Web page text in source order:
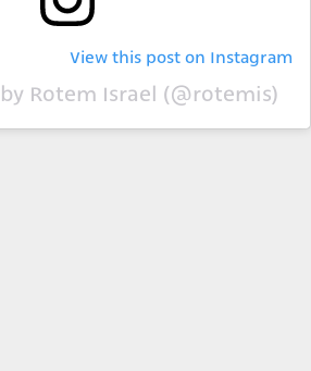
View this post on Instagram
Rotem Israel (@rotemis)